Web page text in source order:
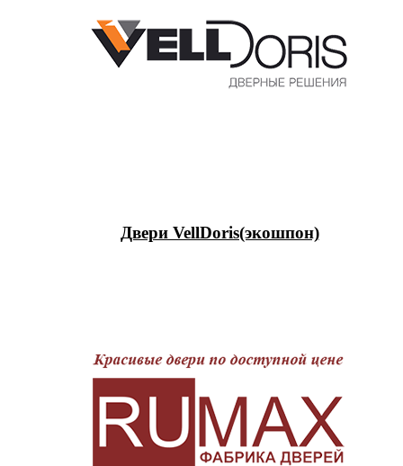
Двери VellDoris(экошпон)